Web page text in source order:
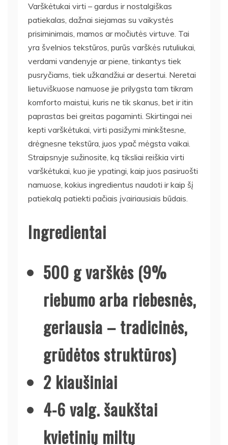
Varškėtukai virti – gardus ir nostalgiškas
patiekalas, dažnai siejamas su vaikystės
prisiminimais, mamos ar močiutės virtuve. Tai
yra švelnios tekstūros, purūs varškės rutuliukai,
verdami vandenyje ar piene, tinkantys tiek
pusryčiams, tiek užkandžiui ar desertui. Neretai
lietuviškuose namuose jie prilygsta tam tikram
komforto maistui, kuris ne tik skanus, bet ir itin
paprastas bei greitas pagaminti. Skirtingai nei
kepti varškėtukai, virti pasižymi minkštesne,
drėgnesne tekstūra, juos ypač mėgsta vaikai.
Straipsnyje sužinosite, ką tiksliai reiškia virti
varškėtukai, kuo jie ypatingi, kaip juos pasiruošti
namuose, kokius ingredientus naudoti ir kaip šį
patiekalą patiekti pačiais įvairiausiais būdais.
Ingredientai
500 g varškės (9%
riebumo arba riebesnės,
geriausia – tradicinės,
grūdėtos struktūros)
2 kiaušiniai
4-6 valg. šaukštai
kvietinių miltų